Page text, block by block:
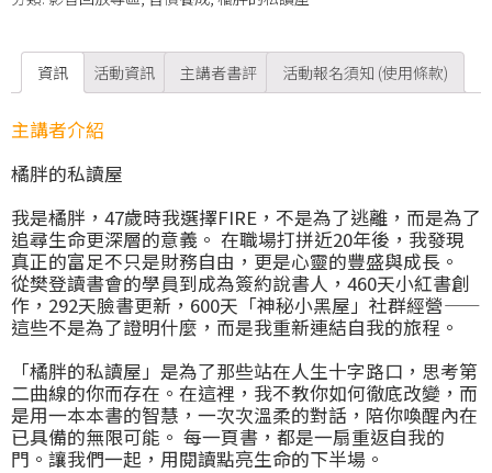
資訊 活動資訊 主講者書評 活動報名須知 (使用條款)
主講者介紹
橘胖的私讀屋
我是橘胖，47歲時我選擇FIRE，不是為了逃離，而是為了
追尋生命更深層的意義。 在職場打拼近20年後，我發現
真正的富足不只是財務自由，更是心靈的豐盛與成長。
從樊登讀書會的學員到成為簽約說書人，460天小紅書創
作，292天臉書更新，600天「神秘小黑屋」社群經營——
這些不是為了證明什麼，而是我重新連結自我的旅程。
「橘胖的私讀屋」是為了那些站在人生十字路口，思考第
二曲線的你而存在。在這裡，我不教你如何徹底改變，而
是用一本本書的智慧，一次次溫柔的對話，陪你喚醒內在
已具備的無限可能。 每一頁書，都是一扇重返自我的
門。讓我們一起，用閱讀點亮生命的下半場。